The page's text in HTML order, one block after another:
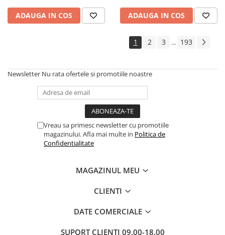
Consumabile & Accesorii
Cadouri
Literatura Romana
Literatura Universala
Carte Prescolara, Joc
Carti cartonate
ADAUGA IN COS ADAUGA IN COS
1 2 3 ... 193
Newsletter Nu rata ofertele si promotiile noastre
Vreau sa primesc newsletter cu promotiile
magazinului. Afla mai multe in Politica de
Confidentialitate
MAGAZINUL MEU
CLIENTI
DATE COMERCIALE
SUPORT CLIENTI 09.00-18.00